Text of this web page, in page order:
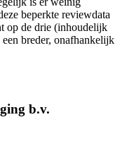
beperkte reviewdata
op de drie (inhoudelijk
breder, onafhankelijk
b.v.